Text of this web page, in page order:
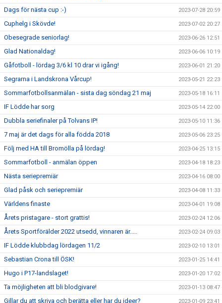
Dags för nästa cup :-) 2023-07-28 20:59
Cuphelg i Skövde! 2023-07-02 20:27
Obesegrade seniorlag! 2023-06-26 12:51
Glad Nationaldag! 2023-06-06 10:19
Gåfotboll - lördag 3/6 kl 10 drar vi igång! 2023-06-01 21:20
Segrarna i Landskrona Vårcup! 2023-05-21 22:23
Sommarfotbollsanmälan - sista dag söndag 21 maj 2023-05-18 16:11
IF Lödde har sorg 2023-05-14 22:00
Dubbla seriefinaler på Tolvans IP! 2023-05-10 11:36
7 maj är det dags för alla födda 2018 2023-05-06 23:25
Följ med HA till Bromölla på lördag! 2023-04-25 13:15
Sommarfotboll - anmälan öppen 2023-04-18 18:23
Nästa seriepremiär 2023-04-16 08:00
Glad påsk och seriepremiär 2023-04-08 11:33
Världens finaste 2023-04-01 19:08
Årets pristagare - stort grattis! 2023-02-24 12:06
Årets Sportförälder 2022 utsedd, vinnaren är..... 2023-02-24 09:03
IF Lödde klubbdag lördagen 11/2 2023-02-10 13:01
Sebastian Crona till ÖSK! 2023-01-25 14:41
Hugo i P17-landslaget! 2023-01-20 17:02
Ta möjligheten att bli blodgivare! 2023-01-13 08:47
Gillar du att skriva och berätta eller har du ideer? 2023-01-09 23:41